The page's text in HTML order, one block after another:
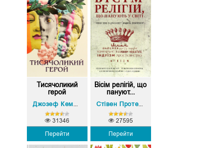
Тисячоликий
герой
Перейти
31346
Вісім релігій, що
пануют...
Стівен Протеро
Перейти
27595